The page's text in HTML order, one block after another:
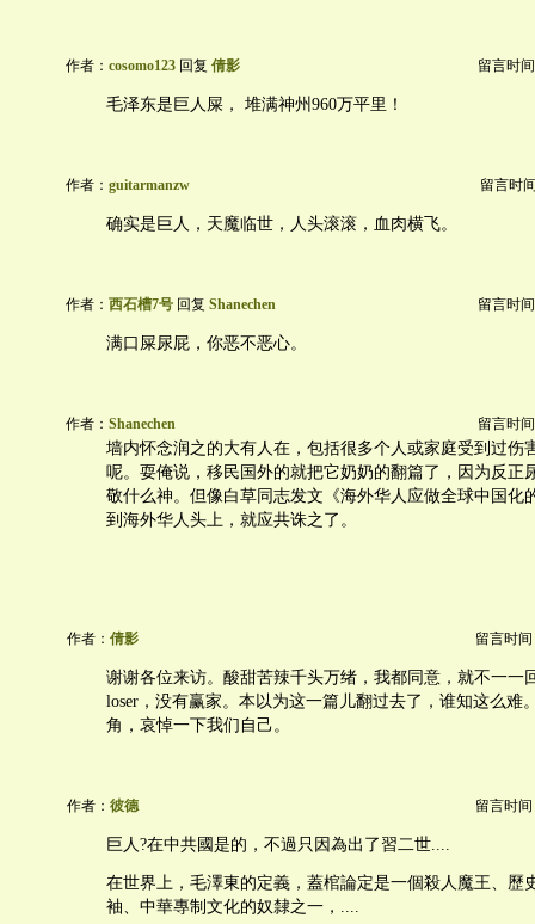
作者： cosomo123 回复 倩影 留言时
毛泽东是巨人屎， 堆满神州960万平里！
作者： guitarmanzw 留言时
确实是巨人，天魔临世，人头滚滚，血肉横飞。
作者： 西石槽7号 回复 Shanechen 留言时
满口屎尿屁，你恶不恶心。
作者： Shanechen 留言时
墙内怀念润之的大有人在，包括很多个人或家庭受到过伤
呢。耍俺说，移民国外的就把它奶奶的翻篇了，因为反正
敬什么神。但像白草同志发文《海外华人应做全球中国化
到海外华人头上，就应共诛之了。
作者： 倩影 留言时间
谢谢各位来访。酸甜苦辣千头万绪，我都同意，就不一一
loser，没有赢家。本以为这一篇儿翻过去了，谁知这么难
角，哀悼一下我们自己。
作者： 彼德 留言时间
巨人?在中共國是的，不過只因為出了習二世....
在世界上，毛澤東的定義，蓋棺論定是一個殺人魔王、歷
袖、中華專制文化的奴隸之一，....